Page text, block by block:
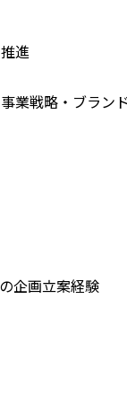
進
業戦略・ブラン
企画立案経験